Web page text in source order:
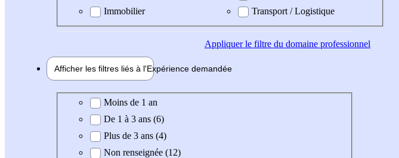
Immobilier
Transport / Logistique
Appliquerle filtre du domaine professionnel
Afficher les filtres liés à l'Expérience demandée
Expérience demandée
Moins de 1 an
De 1 à 3 ans (6)
Plus de 3 ans (4)
Non renseignée (12)